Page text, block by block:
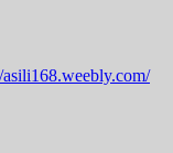
asili168.weebly.com/